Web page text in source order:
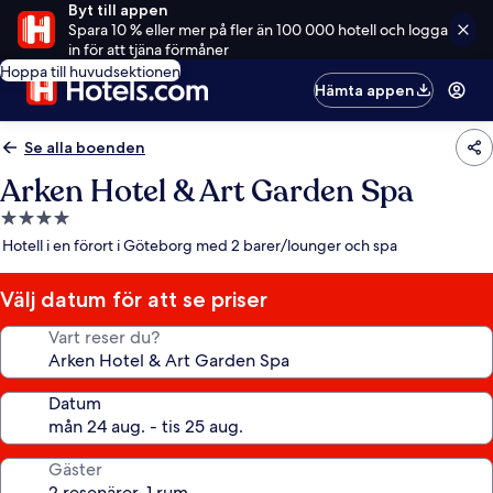
Byt till appen
Spara 10 % eller mer på fler än 100 000 hotell och logga
in för att tjäna förmåner
Hoppa till huvudsektionen
Hämta appen
Se alla boenden
Arken Hotel & Art Garden Spa
4.0-
stjärnigt
Hotell i en förort i Göteborg med 2 barer/lounger och spa
Välj datum för att se priser
Vart reser du?
Datum
Gäster